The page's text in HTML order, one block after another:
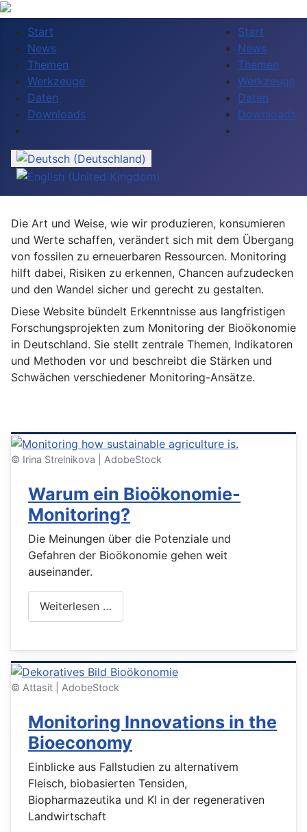
Start
News
Themen
Werkzeuge
Daten
Downloads
Start
News
Themen
Werkzeuge
Daten
Downloads
Sprache auswählen
Die Art und Weise, wie wir produzieren, konsumieren
und Werte schaffen, verändert sich mit dem Übergang
von fossilen zu erneuerbaren Ressourcen. Monitoring
hilft dabei, Risiken zu erkennen, Chancen auf­zu­decken
und den Wandel sicher und gerecht zu gestalten.
Diese Website bündelt Erkenntnisse aus langfristigen
Forschungs­projekten zum Monitoring der Bioökonomie
in Deutschland. Sie stellt zentrale Themen, Indikatoren
und Methoden vor und beschreibt die Stärken und
Schwächen verschiedener Monitoring-Ansätze.
© Irina Strelnikova | AdobeStock
Warum ein Bioökonomie-
Monitoring?
Die Meinungen über die Potenziale und
Gefahren der Bioökonomie gehen weit
auseinander.
Weiterlesen …
© Attasit | AdobeStock
Monitoring Innovations in the
Bioeconomy
Einblicke aus Fallstudien zu alternativem
Fleisch, biobasierten Tensiden,
Biopharmazeutika und KI in der regenerativen
Landwirtschaft